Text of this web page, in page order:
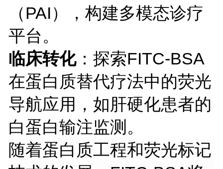
（PAI），构建多模态诊疗
平台。
临床转化：探索FITC-BSA
在蛋白质替代疗法中的荧光
导航应用，如肝硬化患者的
白蛋白输注监测。
随着蛋白质工程和荧光标记